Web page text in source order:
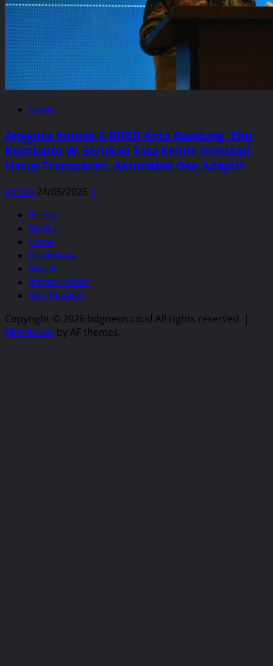
News
Anggota Komisi II DPRD Kota Bandung, Eko
Kurnianto W. Serukan Tata Kelola Investasi
Harus Transparan, Akuntabel Dan Adaptif
admin 24/05/2026 0
Home
Berita
News
Pariwisata
Musik
Infotainment
Box Redaksi
Copyright © 2026 bdgnews.co.id All rights reserved. |
MoreNews by AF themes.